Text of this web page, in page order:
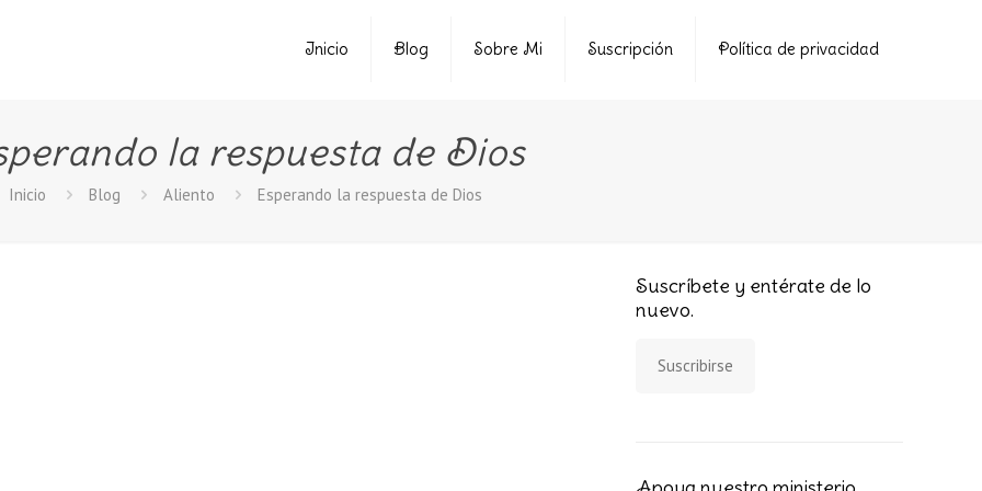
Inicio Blog Sobre Mi Suscripción Política de privacidad
la respuesta de Dios
Inicio Blog Aliento Esperando la respuesta de Dios
Suscríbete y entérate de lo
nuevo.
Suscribirse